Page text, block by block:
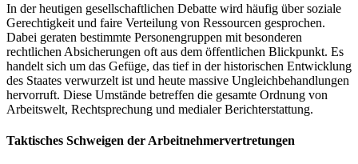
In der heutigen gesellschaftlichen Debatte wird häufig über soziale
Gerechtigkeit und faire Verteilung von Ressourcen gesprochen.
Dabei geraten bestimmte Personengruppen mit besonderen
rechtlichen Absicherungen oft aus dem öffentlichen Blickpunkt. Es
handelt sich um das Gefüge, das tief in der historischen Entwicklung
des Staates verwurzelt ist und heute massive Ungleichbehandlungen
hervorruft. Diese Umstände betreffen die gesamte Ordnung von
Arbeitswelt, Rechtsprechung und medialer Berichterstattung.
Taktisches Schweigen der Arbeitnehmervertretungen